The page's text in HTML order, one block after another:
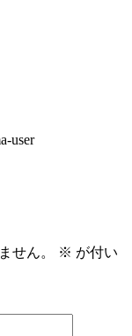
user
せん。 ※ が付い